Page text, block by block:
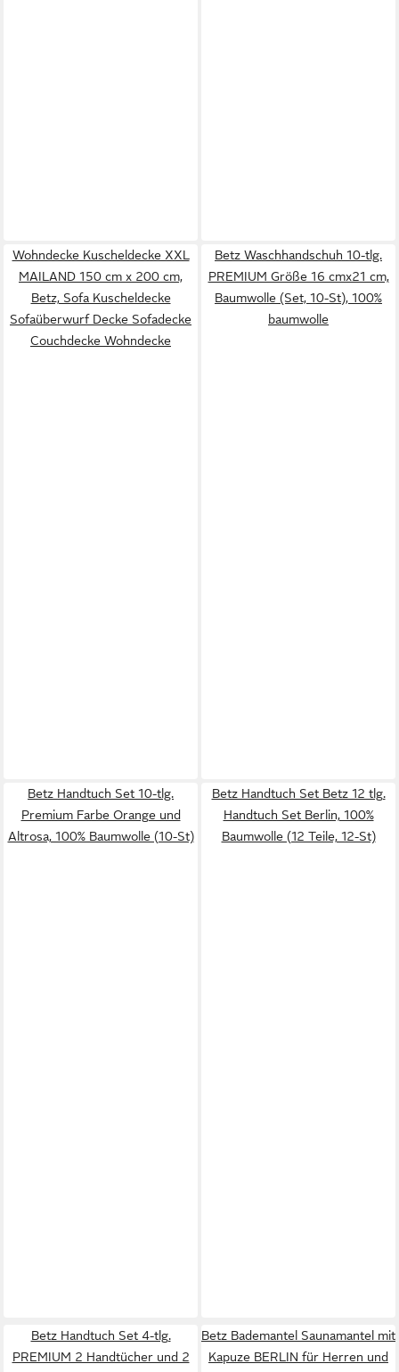
Wohndecke Kuscheldecke XXL
MAILAND 150 cm x 200 cm,
Betz, Sofa Kuscheldecke
Sofaüberwurf Decke Sofadecke
Couchdecke Wohndecke
Betz Waschhandschuh 10-tlg.
PREMIUM Größe 16 cmx21 cm,
Baumwolle (Set, 10-St), 100%
baumwolle
Betz Handtuch Set 10-tlg.
Premium Farbe Orange und
Altrosa, 100% Baumwolle (10-St)
Betz Handtuch Set Betz 12 tlg.
Handtuch Set Berlin, 100%
Baumwolle (12 Teile, 12-St)
Betz Handtuch Set 4-tlg.
PREMIUM 2 Handtücher und 2
Betz Bademantel Saunamantel mit
Kapuze BERLIN für Herren und